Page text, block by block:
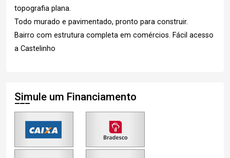
topografia plana.
Todo murado e pavimentado, pronto para construir.
Bairro com estrutura completa em comércios. Fácil acesso
a Castelinho
Simule um Financiamento